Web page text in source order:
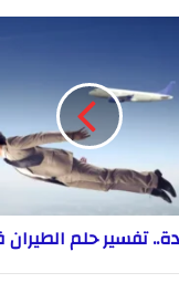
تفسير حلم الطيران